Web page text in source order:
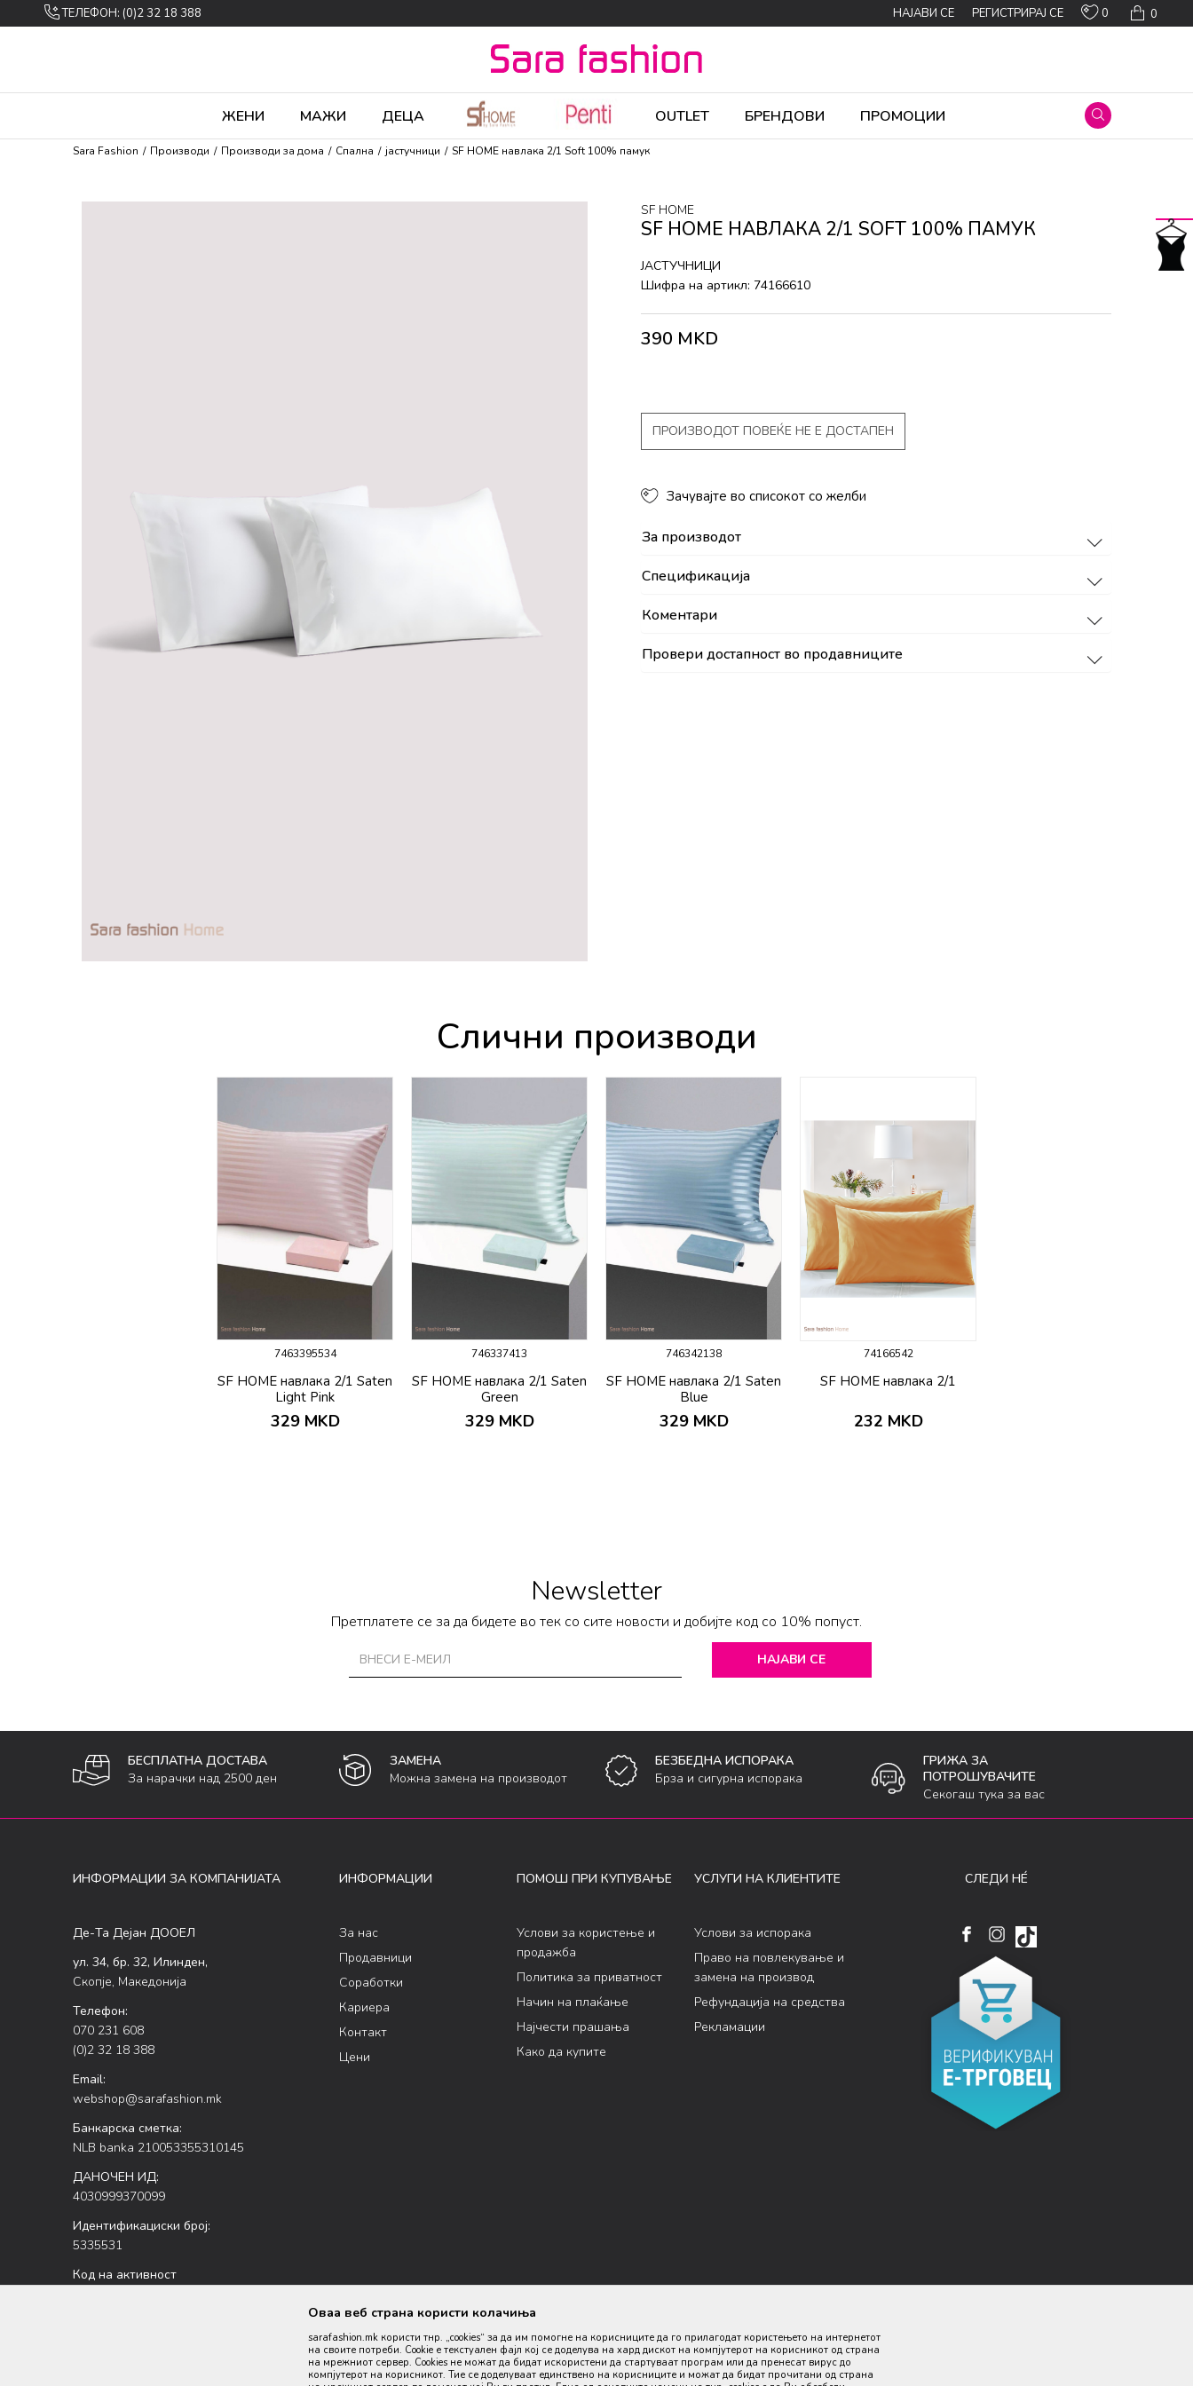
ТЕЛЕФОН: (0)2 32 18 388 0
0
НАЈАВИ СЕ РЕГИСТРИРАЈ СЕ
ЖЕНИ МАЖИ ДЕЦА OUTLET БРЕНДОВИ ПРОМОЦИИ
Sara Fashion Производи Производи за дома Спална јастучници SF HOME навлака 2/1 Soft 100% памук
SF HOME
SF HOME НАВЛАКА 2/1 SOFT 100% ПАМУК
ЈАСТУЧНИЦИ
Шифра на артикл: 74166610
390 MKD
ПРОИЗВОДОТ ПОВЕЌЕ НЕ Е ДОСТАПЕН
Зачувајте во списокот со желби
За производот
Спецификација
Коментари
Провери достапност во продавниците
Слични производи
7463395534
SF HOME навлака 2/1 Saten
Light Pink
329 MKD
746337413
SF HOME навлака 2/1 Saten
Green
329 MKD
746342138
SF HOME навлака 2/1 Saten
Blue
329 MKD
74166542
SF HOME навлака 2/1
232 MKD
Newsletter
Претплатете се за да бидете во тек со сите новости и добијте код со 10% попуст.
НАЈАВИ СЕ
БЕСПЛАТНА ДОСТАВА
За нарачки над 2500 ден
ЗАМЕНА
Можна замена на производот
БЕЗБЕДНА ИСПОРАКА
Брза и сигурна испорака
ГРИЖА ЗА
ПОТРОШУВАЧИТЕ
Секогаш тука за вас
ИНФОРМАЦИИ ЗА КОМПАНИЈАТА
Де-Та Дејан ДООЕЛ
ул. 34, бр. 32, Илинден,
Скопје, Македонија
Телефон:
070 231 608
(0)2 32 18 388
Email:
webshop@sarafashion.mk
Банкарска сметка:
NLB banka 210053355310145
ДАНОЧЕН ИД:
4030999370099
Идентификациски број:
5335531
Код на активност
ИНФОРМАЦИИ
За нас
Продавници
Соработки
Кариера
Контакт
Цени
ПОМОШ ПРИ КУПУВАЊЕ
Услови за користење и
продажба
Политика за приватност
Начин на плаќање
Најчести прашања
Како да купите
УСЛУГИ НА КЛИЕНТИТЕ
Услови за испорака
Право на повлекување и
замена на производ
Рефундација на средства
Рекламации
СЛЕДИ НÉ
Оваа веб страна користи колачиња
sarafashion.mk користи тнр. „cookies“ за да им помогне на корисниците да го прилагодат користењето на интернетот
на своите потреби. Cookie е текстуален фајл кој се доделува на хард дискот на компјутерот на корисникот од страна
на мрежниот сервер. Cookies не можат да бидат искористени да стартуваат програм или да пренесат вирус до
компјутерот на корисникот. Тие се доделуваат единствено на корисниците и можат да бидат прочитани од страна